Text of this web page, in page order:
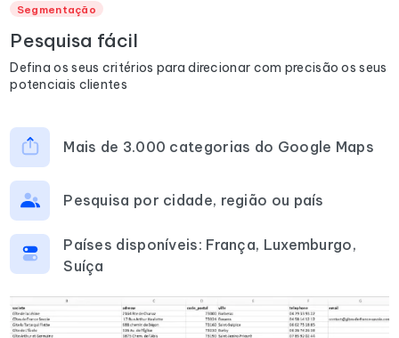
Segmentação
Pesquisa fácil
Defina os seus critérios para direcionar com precisão os seus
potenciais clientes
Mais de 3.000 categorias do Google Maps
Pesquisa por cidade, região ou país
Países disponíveis: França, Luxemburgo,
Suíça